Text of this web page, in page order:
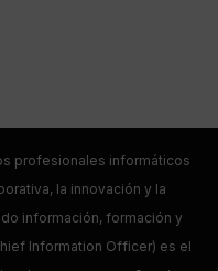
profesionales informáticos
la innovación y la
información, formación y
Information Officer) es el